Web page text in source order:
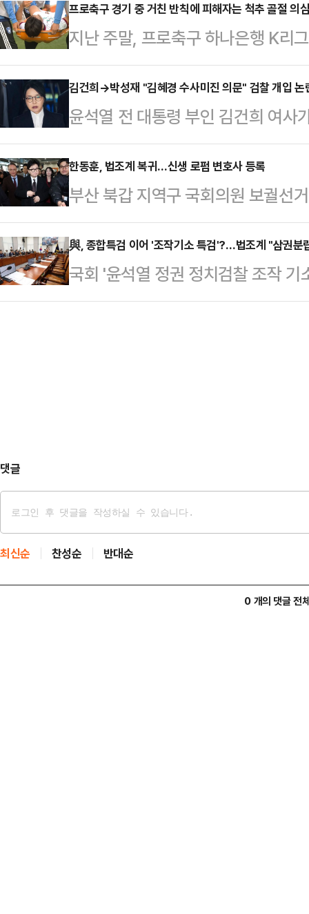
범행에 사용된 '에어건'이 위험한
게 적용될 것으로 전망된다. 법조계
실형을 피하기 어렵다고 봤다.전날
는 특수상해 등 혐의를 받은 화성시
씨(60대)에 대한 구속 전 피의자심
다. 증거 인멸 및 도주…
프로축구 경기 중 거친 반칙에 피해자는 척추 골절
지난 주말, 프로축구 하나은행 K리
서 아찔한 장면이 나왔다. 후반 추
리던 대전의 이시다 마사토시(마사
단 결과 마사는 척추 돌기 부분 골
부 축구팬들은 "동업자 정신이 없
다는 주장까지 펼쳤다.이와 관련해
는 선수들이 어느 정도의 접촉·부
일반적인 태클로 인해…
김건희→박성재 "김혜경 수사미진 의문" 검찰 개입
윤석열 전 대통령 부인 김건희 여사
그램 메시지가 법정에 공개되면서
위로 떠오르고 있다. 논란이 사실로
직권남용죄가 직접 적용되는지 여
물을 수 있다는 분석이 나온다.서
20일 박 전 장관의 직권남용권리행
공판을 열고 김 여사의 명품백 수수
고검 검사를 증인으로 불…
한동훈, 법조계 복귀…신생 로펌 변호사 등록
부산 북갑 지역구 국회의원 보궐선
가 신생 법무법인 소속 변호사로
르면 한 전 대표는 지난달 서울 강
속 변호사로 이름을 올렸다. 대한변
록 절차는 지난해 7월 마친 것으로
與, 종합특검 이어 '조작기소 특검'?…법조계 "삼권분
국회 '윤석열 정권 정치검찰 조작
(국조특위) 소속 여당 의원들이 검
댓글
최신순 찬성순 반대순
0 개의 댓글 전